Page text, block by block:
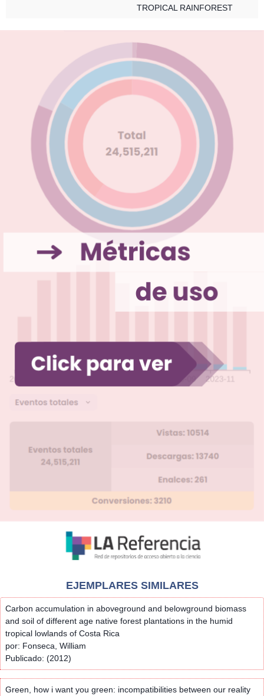
TROPICAL RAINFOREST
EJEMPLARES SIMILARES
Carbon accumulation in aboveground and belowground biomass
and soil of different age native forest plantations in the humid
tropical lowlands of Costa Rica
por: Fonseca, William
Publicado: (2012)
Green, how i want you green: incompatibilities between our reality